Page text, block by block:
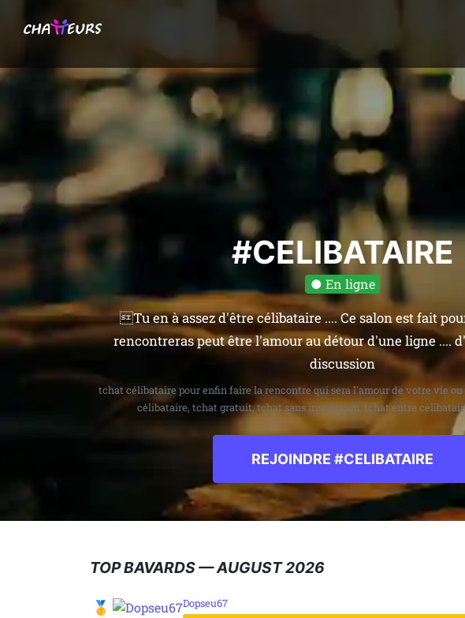
#CELIBATAIRE
● En ligne
Tu en à assez d'être célibataire .... Ce salon est fait
rencontreras peut être l'amour au détour d'une ligne ....
discussion
tchat célibataire pour enfin faire la rencontre qui sera l'amour de votre vie
célibataire, tchat gratuit, tchat sans inscription, tchat entre
REJOINDRE #CELIBATAIRE
TOP BAVARDS — AUGUST 2026
🥇 Dopseu67